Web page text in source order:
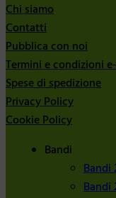
Chi siamo
Contatti
Pubblica con noi
Termini e condizioni
Spese di spedizione
Privacy Policy
Cookie Policy
Bandi
Bandi
Bandi